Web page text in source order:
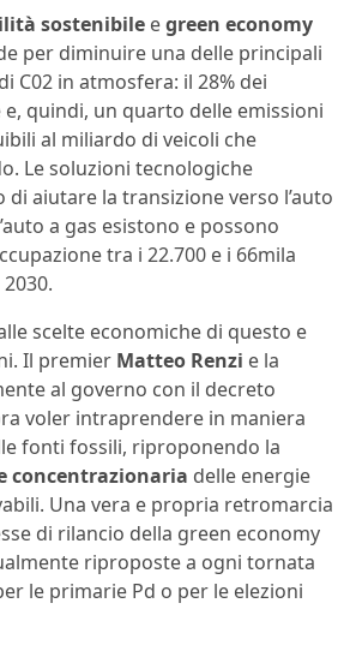
sostenibile egreen economy
per diminuire una delle principali
C02 in atmosfera: il 28% dei
quindi, un quarto delle emissioni
al miliardo di veicoli che
Le soluzioni tecnologiche
aiutare la transizione verso l’auto
a gas esistono e possono
tra i 22.700 e i 66mila
scelte economiche di questo e
Il premier Matteo Renzi e la
al governo con il decreto
voler intraprendere in maniera
fonti fossili, riproponendo la
concentrazionaria delle energie
Una vera e propria retromarcia
di rilancio della green economy
riproposte a ogni tornata
le primarie Pd o per le elezioni